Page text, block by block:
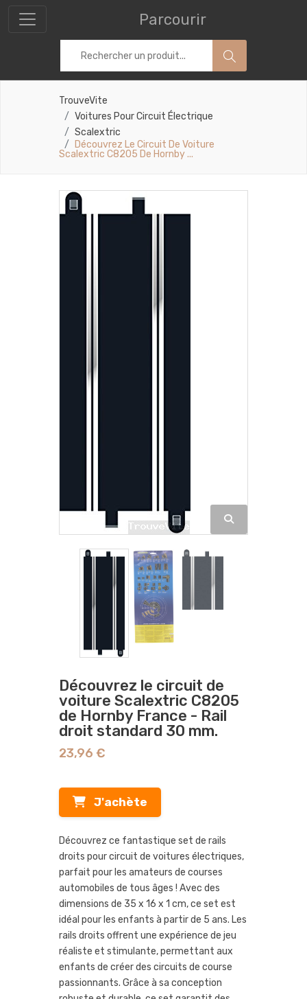
Parcourir
TrouveVite
Voitures Pour Circuit Électrique
Scalextric
Découvrez Le Circuit De Voiture
Scalextric C8205 De Hornby ...
Découvrez le circuit de
voiture Scalextric C8205
de Hornby France - Rail
droit standard 30 mm.
23,96 €
J'achète
Découvrez ce fantastique set de rails
droits pour circuit de voitures électriques,
parfait pour les amateurs de courses
automobiles de tous âges ! Avec des
dimensions de 35 x 16 x 1 cm, ce set est
idéal pour les enfants à partir de 5 ans. Les
rails droits offrent une expérience de jeu
réaliste et stimulante, permettant aux
enfants de créer des circuits de course
passionnants. Grâce à sa conception